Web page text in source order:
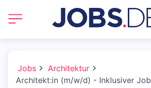
Jobs
Architektur
Architekt:in (m/w/d) - Inklusiver Job